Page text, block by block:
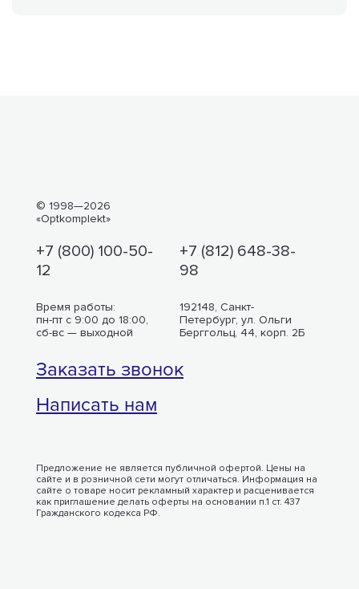
© 1998—2026
«Optkomplekt»
+7 (800) 100-50-
12
+7 (812) 648-38-
98
Время работы:
пн-пт с 9:00 до 18:00,
сб-вс — выходной
192148, Санкт-
Петербург, ул. Ольги
Берггольц, 44, корп. 2Б
Заказать звонок
Написать нам
Предложение не является публичной офертой. Цены на
сайте и в розничной сети могут отличаться. Информация на
сайте о товаре носит рекламный характер и расценивается
как приглашение делать оферты на основании п.1 ст. 437
Гражданского кодекса РФ.